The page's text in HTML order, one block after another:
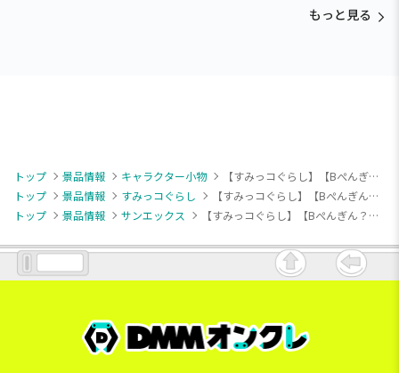
もっと見る
トップ 景品情報 キャラクター小物
【すみっコぐらし】【Bぺんぎん？】すみっコぐらし おすしの会 おすしになりきりボールチェーン付きぬいぐるみ
トップ
景品情報 すみっコぐらし
【すみっコぐらし】【Bぺんぎん？】すみっコぐらし おすしの会 おすしになりきりボールチェーン付きぬいぐるみ
トップ
景品情報 サンエックス 【すみっコぐらし】【Bぺんぎん？】すみっコぐらし おすしの会 おすしになりきりボールチェーン付きぬいぐるみ